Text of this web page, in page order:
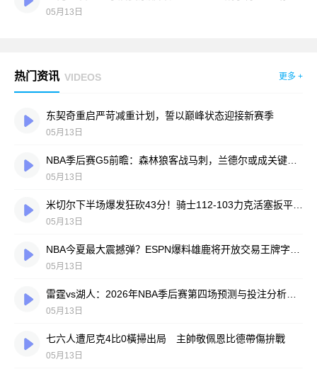
05月13日
热门资讯 VIDEOS 更多 +
东契奇重启严苛减重计划，誓以巅峰状态迎接新赛季
05月13日
05月13日
05月13日
05月13日
05月13日
七六人遭尼克4比0橫掃出局 主帥敬佩恩比德帶傷拚戰
05月13日